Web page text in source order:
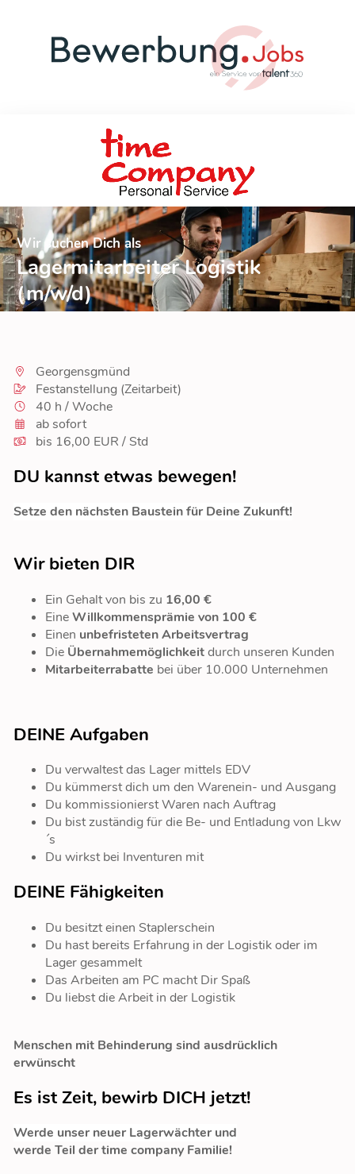
Wir suchen Dich als
Lagermitarbeiter Logistik
(m/w/d)
Georgensgmünd
Festanstellung (Zeitarbeit)
40 h / Woche
ab sofort
bis 16,00 EUR / Std
DU kannst etwas bewegen!
Setze den nächsten Baustein für Deine Zukunft!
Wir bieten DIR
Ein Gehalt von bis zu 16,00 €
EineWillkommensprämie von 100 €
Einen unbefristeten Arbeitsvertrag
Die Übernahmemöglichkeitdurch unseren Kunden
Mitarbeiterrabatte bei über 10.000 Unternehmen
DEINE Aufgaben
Du verwaltest das Lager mittels EDV
Du kümmerst dich um den Warenein- und Ausgang
Du kommissionierst Waren nach Auftrag
Du bist zuständig für die Be- und Entladung von Lkw
´s
Du wirkst bei Inventuren mit
DEINE Fähigkeiten
Du besitzt einen Staplerschein
Du hast bereits Erfahrung in der Logistik oder im
Lager gesammelt
Das Arbeiten am PC macht Dir Spaß
Du liebst die Arbeit in der Logistik
Menschen mit Behinderung sind ausdrücklich
erwünscht
Es ist Zeit, bewirb DICH jetzt!
Werde unser neuer Lagerwächter und
werde Teil der time company Familie!